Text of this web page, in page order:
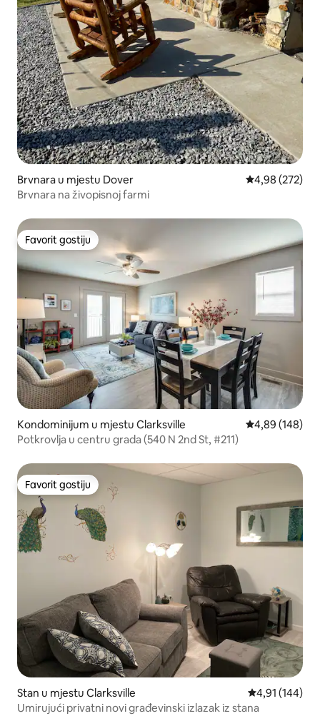
Brvnara u mjestu Dover prosječna
4,98 (272)
Brvnara na živopisnoj farmi
Favorit gostiju
Favorit gostiju
Kondominijum u mjestu Clarksville prosječna
4,89 (148)
Potkrovlja u centru grada (540 N 2nd St, #211)
Favorit gostiju
Favorit gostiju
Stan u mjestu Clarksville prosječna
4,91 (144)
Umirujući privatni novi građevinski izlazak iz stana